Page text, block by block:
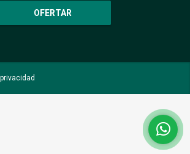
OFERTAR